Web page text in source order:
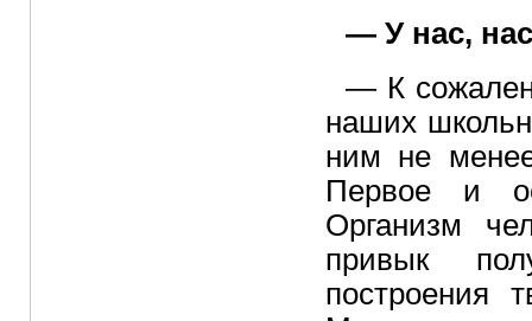
— У нас,
— К
наших
ним не
Первое и
Организм
привык
построения